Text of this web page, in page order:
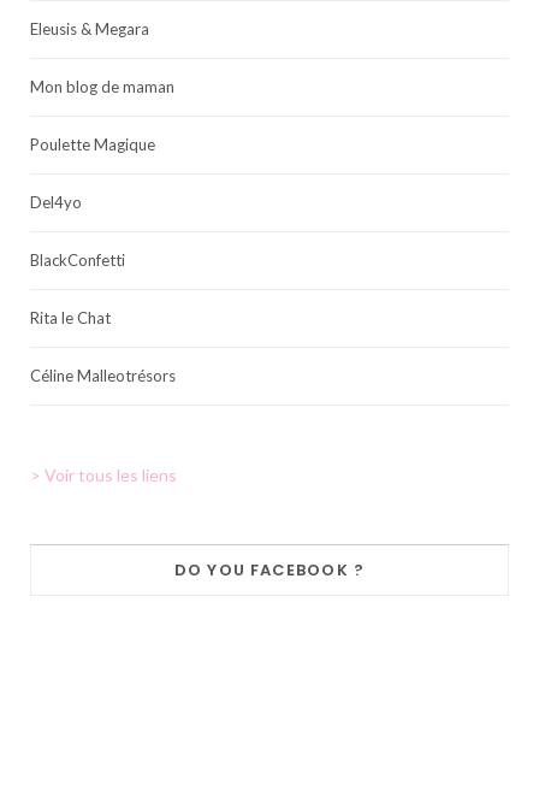
Eleusis & Megara
Mon blog de maman
Poulette Magique
Del4yo
BlackConfetti
Rita le Chat
Céline Malleotrésors
> Voir tous les liens
DO YOU FACEBOOK ?